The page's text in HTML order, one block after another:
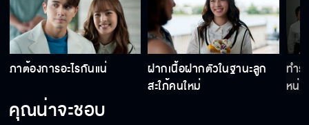
ภาต้องการอะไรกันแน่
ฝากเนื้อฝากตัวในฐานะลูก
สะใภ้คนใหม่
ทำร้
หน่ว
คุณน่าจะชอบ